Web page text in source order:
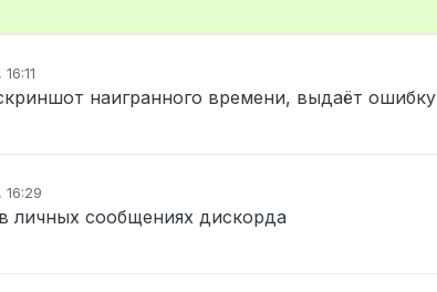
наигранного времени, выдаёт ошибку
16:29
личных сообщениях дискорда